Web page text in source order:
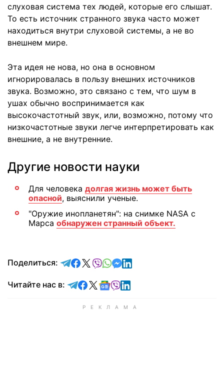
слуховая система тех людей, которые его слышат.
То есть источник странного звука часто может
находиться внутри слуховой системы, а не во
внешнем мире.
Эта идея не нова, но она в основном
игнорировалась в пользу внешних источников
звука. Возможно, это связано с тем, что шум в
ушах обычно воспринимается как
высокочастотный звук, или, возможно, потому что
низкочастотные звуки легче интерпретировать как
внешние, а не внутренние.
Другие новости науки
Для человека долгая жизнь может быть
опасной, выяснили ученые.
"Оружие инопланетян": на снимке NASA c
Марса обнаружен странный объект.
Поделиться: отправить в Telegram
поделиться в Facebook
поделиться в X
отправить в Viber
отправить в Whatsapp
отправить в Messenger
отправить в LinkedIn
Читайте нас в: Читайте в Telegram
Читайте в Facebook
Читайте в X
Читайте в Google news
Читайте в Viber
Читайте в LinkedIn